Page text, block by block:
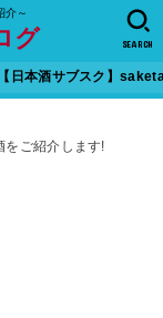
介～
グ
【日本酒サブスク】
SEARCH
をご紹介します!